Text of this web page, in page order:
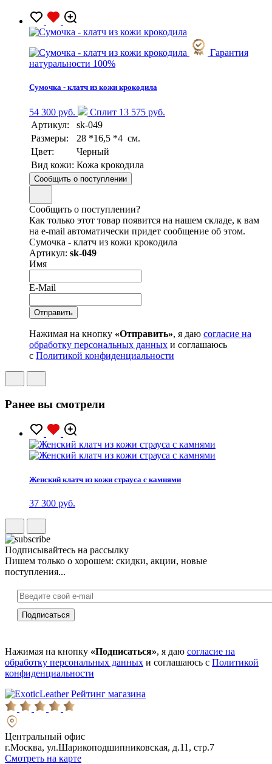
Гарантия
натуральности 100%
Сумочка - клатч из кожи крокодила
54 300 руб.
Сплит 13 575 руб.
Артикул:
sk-049
Размеры:
28 *16,5 *4 см.
Цвет:
Черный
Вид кожи: Кожа крокодила
Сообщить о поступлении
Сообщить о поступлении?
Как только этот товар появится на нашем складе, к вам
на e-mail автоматически придет сообщение об этом.
Сумочка - клатч из кожи крокодила
Артикул: sk-049
Имя
E-Mail
Нажимая на кнопку «Отправить», я даю согласие на
обработку персональных данных и соглашаюсь
с Политикой конфиденциальности
Ранее вы смотрели
Женский клатч из кожи страуса с камнями
37 300 руб.
Подписывайтесь на рассылку
Пишем только о хорошем: скидки, акции, новые
поступления...
Нажимая на кнопку «Подписаться», я даю согласие на
обработку персональных данных и соглашаюсь с Политикой
конфиденциальности
Рейтинг магазина
Центральный офис
г.Москва, ул.Шарикоподшипниковская, д.11, стр.7
Смотреть на карте